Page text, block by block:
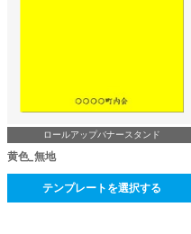
ロールアップバナースタンド
黄色_無地
テンプレートを選択する